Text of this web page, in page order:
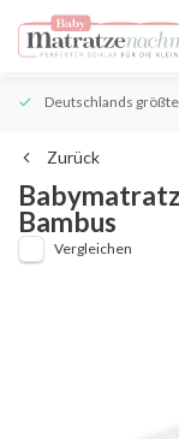
Deutschlands
Zurück
Bambus
Vergleichen